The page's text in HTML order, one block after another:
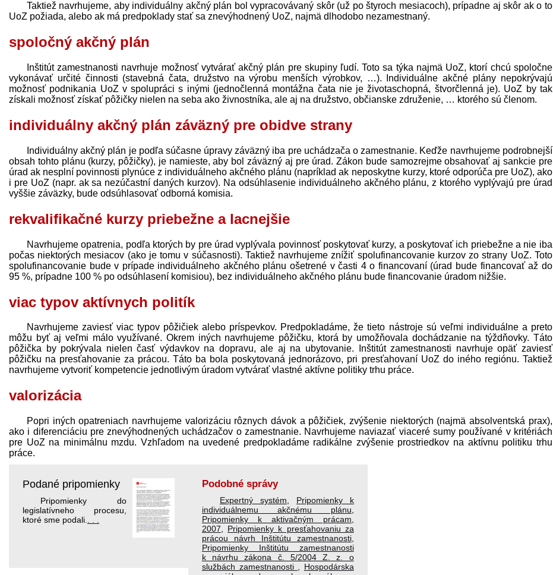
Taktiež navrhujeme, aby individuálny akčný plán bol vypracovávaný skôr (už po štyroch mesiacoch), prípadne aj skôr ak o to
UoZ požiada, alebo ak má pred­poklady stať sa znevýhodnený UoZ, najmä dlhodobo nezamestnaný.
spoločný akčný plán
Inštitút zamestnanosti navrhuje možnosť vytvárať akčný plán pre skupiny ľudí. Toto sa týka najmä UoZ, ktorí chcú spoločne
vykonávať určité činnosti (stavebná čata, družstvo na výrobu menších výrobkov, …). Individuálne akčné plány nepokrývajú
možnosť podnikania UoZ v spolupráci s inými (jednočlenná montážna čata nie je životaschopná, štvorčlenná je). UoZ by tak
získali možnosť získať pôžičky nielen na seba ako živnostníka, ale aj na družstvo, občianske združenie, … ktorého sú členom.
individuálny akčný plán záväzný pre obidve strany
Individuálny akčný plán je podľa súčasne úpravy záväzný iba pre uchádzača o zamestnanie. Keďže navrhujeme podrobnejší
obsah tohto plánu (kurzy, pôžičky), je namieste, aby bol záväzný aj pre úrad. Zákon bude samozrejme obsahovať aj sankcie pre
úrad ak nesplní povinnosti plynúce z individuálneho akčného plánu (napríklad ak neposkytne kurzy, ktoré odporúča pre UoZ), ako
i pre UoZ (napr. ak sa nezúčastní daných kurzov). Na odsúhlasenie individuálneho akčného plánu, z ktorého vyplývajú pre úrad
vyššie záväzky, bude odsúhlasovať odborná komisia.
rekvalifikačné kurzy priebežne a lacnejšie
Navrhujeme opatrenia, podľa ktorých by pre úrad vyplývala povinnosť poskytovať kurzy, a poskytovať ich priebežne a nie iba
počas niektorých mesiacov (ako je tomu v súčasnosti). Taktiež navrhujeme znížiť spolufinancovanie kurzov zo strany UoZ. Toto
spolufinancovanie bude v prípade individuálneho akčného plánu ošetrené v časti 4 o financovaní (úrad bude financovať až do
95 %, prípadne 100 % po odsúhlasení komisiou), bez individuálneho akčného plánu bude financovanie úradom nižšie.
viac typov aktívnych politík
Navrhujeme zaviesť viac typov pôžičiek alebo príspevkov. Predpokladáme, že tieto nástroje sú veľmi individuálne a preto
môžu byť aj veľmi málo využívané. Okrem iných navrhujeme pôžičku, ktorá by umožňovala dochádzanie na týždňovky. Táto
pôžička by pokrývala nielen časť výdavkov na dopravu, ale aj na ubytovanie. Inštitút zamestnanosti navrhuje opäť zaviesť
pôžičku na presťahovanie za prácou. Táto ba bola poskytovaná jednorázovo, pri presťahovaní UoZ do iného regiónu. Taktiež
navrhujeme vytvoriť kompetencie jednotlivým úradom vytvárať vlastné aktívne politiky trhu práce.
valorizácia
Popri iných opatreniach navrhujeme valorizáciu rôznych dávok a pôžičiek, zvýšenie niektorých (najmä absolventská prax),
ako i diferenciáciu pre znevýhodnených uchádzačov o zamestnanie. Navrhujeme naviazať viaceré sumy používané v kritériách
pre UoZ na minimálnu mzdu. Vzhľadom na uvedené pred­pokladáme radikálne zvýšenie prostriedkov na aktívnu politiku trhu
práce.
Podané pripomienky
Pripomienky do
legislatívneho procesu,
ktoré sme podali.. . .
Podobné správy
Expertný systém, Pripomienky k
individuálnemu akčnému plánu,
Pripomienky k aktivačným prácam,
2007, Pripomienky k presťahovaniu za
prácou návrh Inštitútu zamestnanosti,
Pripomienky Inštitútu zamestnanosti
k návrhu zákona č. 5/2004 Z. z. o
službách zamestnanosti , Hospodárska